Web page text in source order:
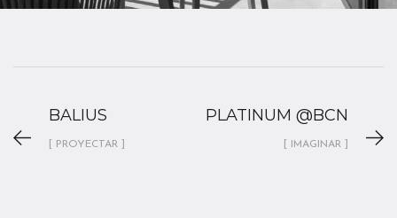
BALIUS
[ PROYECTAR ]
PLATINUM @BCN
[ IMAGINAR ]